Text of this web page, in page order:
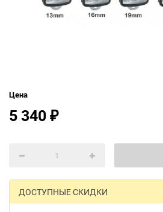
Цена
5 340 ₽
ДОСТУПНЫЕ СКИДКИ